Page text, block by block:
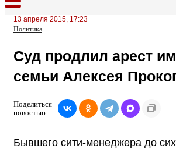
13 апреля 2015, 17:23
Политика
Суд продлил арест
семьи Алексея
Поделиться
новостью:
Бывшего сити-менеджера до